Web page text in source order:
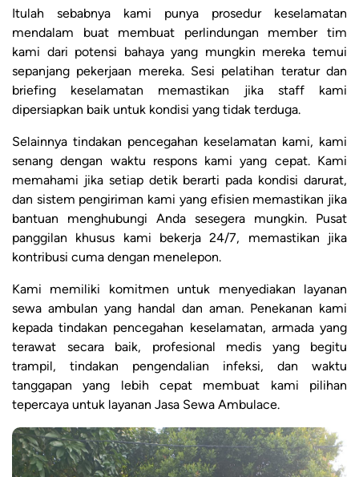
Itulah sebabnya kami punya prosedur keselamatan
mendalam buat membuat perlindungan member tim
kami dari potensi bahaya yang mungkin mereka temui
sepanjang pekerjaan mereka. Sesi pelatihan teratur dan
briefing keselamatan memastikan jika staff kami
dipersiapkan baik untuk kondisi yang tidak terduga.
Selainnya tindakan pencegahan keselamatan kami, kami
senang dengan waktu respons kami yang cepat. Kami
memahami jika setiap detik berarti pada kondisi darurat,
dan sistem pengiriman kami yang efisien memastikan jika
bantuan menghubungi Anda sesegera mungkin. Pusat
panggilan khusus kami bekerja 24/7, memastikan jika
kontribusi cuma dengan menelepon.
Kami memiliki komitmen untuk menyediakan layanan
sewa ambulan yang handal dan aman. Penekanan kami
kepada tindakan pencegahan keselamatan, armada yang
terawat secara baik, profesional medis yang begitu
trampil, tindakan pengendalian infeksi, dan waktu
tanggapan yang lebih cepat membuat kami pilihan
tepercaya untuk layanan Jasa Sewa Ambulace.